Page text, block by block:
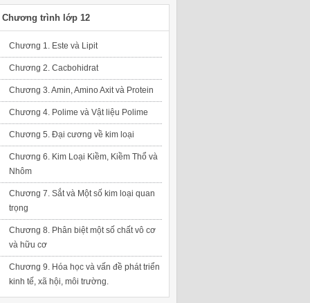
Chương trình lớp 12
Chương 1. Este và Lipit
Chương 2. Cacbohidrat
Chương 3. Amin, Amino Axit và Protein
Chương 4. Polime và Vật liệu Polime
Chương 5. Đại cương về kim loại
Chương 6. Kim Loại Kiềm, Kiềm Thổ và
Nhôm
Chương 7. Sắt và Một số kim loại quan
trọng
Chương 8. Phân biệt một số chất vô cơ
và hữu cơ
Chương 9. Hóa học và vấn đề phát triển
kinh tế, xã hội, môi trường.